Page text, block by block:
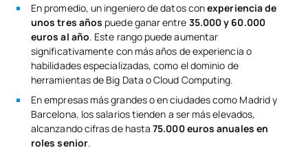
En promedio, un ingeniero de datos conexperiencia de
unos tres años puede ganar entre 35.000 y 60.000
euros al año. Este rango puede aumentar
significativamente con más años de experiencia o
habilidades especializadas, como el dominio de
herramientas de Big Data o Cloud Computing.
En empresas más grandes o en ciudades como Madrid y
Barcelona, los salarios tienden a ser más elevados,
alcanzando cifras de hasta75.000 euros anuales en
roles senior.